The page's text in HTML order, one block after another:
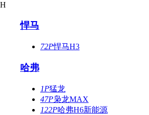
H
悍马
72P悍马H3
哈弗
1P猛龙
47P枭龙MAX
122P哈弗H6新能源